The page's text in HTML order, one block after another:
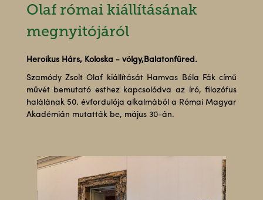
Olaf római kiállításának
megnyitójáról
Heroikus Hárs, Koloska - völgy,Balatonfüred.
Szamódy Zsolt Olaf kiállítását Hamvas Béla Fák című
művét bemutató esthez kapcsolódva az író, filozófus
halálának 50. évfordulója alkalmából a Római Magyar
Akadémián mutatták be, május 30-án.